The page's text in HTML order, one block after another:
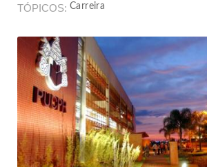
TÓPICOS Carreira